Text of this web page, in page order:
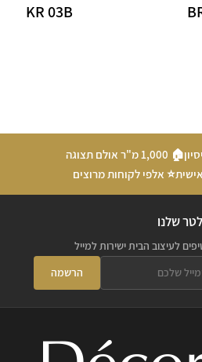
KR 03B
🏠 1,000 מ"ר אולם תצוגה
⭐ אלפי לקוחות מרוצים
שלנו
לעיצוב הבית ישירות למייל
הרשמה